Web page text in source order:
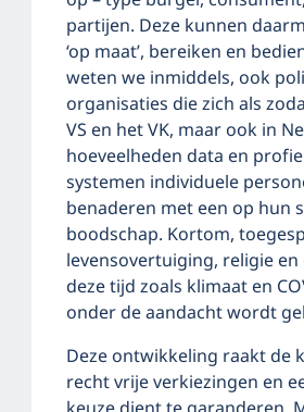
partijen. Deze kunnen
‘op maat’, bereiken en
weten we inmiddels, ook
organisaties die zich als
VS en het VK, maar ook in
hoeveelheden data en
systemen individuele
benaderen met een op hun
boodschap. Kortom,
levensovertuiging, religie
deze tijd zoals klimaat en
onder de aandacht wordt
Deze ontwikkeling raakt de
recht vrije verkiezingen en